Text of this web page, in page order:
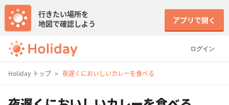
ログイン
行きたい場所を
地図で確認しよう
アプリで開く
Holiday トップ 夜遅くにおいしいカレーを食べる